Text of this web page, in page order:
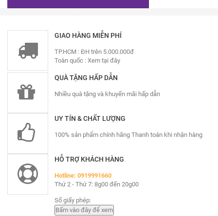
GIAO HÀNG MIỄN PHÍ
TP.HCM : ĐH trên 5.000.000đ
Toàn quốc : Xem tại đây
QUÀ TẶNG HẤP DẪN
Nhiều quà tặng và khuyến mãi hấp dẫn
UY TÍN & CHẤT LƯỢNG
100% sản phẩm chính hãng Thanh toán khi nhận hàng
HỖ TRỢ KHÁCH HÀNG
Hotline: 0919991660
Thứ 2 - Thứ 7: 8g00 đến 20g00
Số giấy phép: